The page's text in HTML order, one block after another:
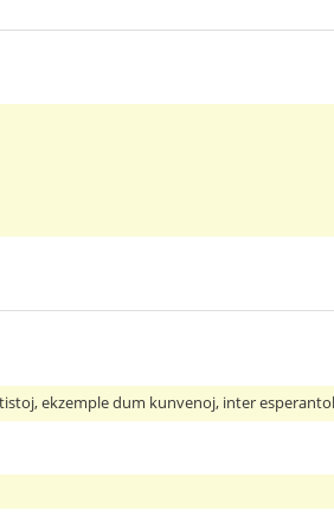
ekzemple dum kunvenoj, inter